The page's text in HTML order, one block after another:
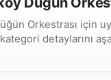
Orkestrası için
detaylarını